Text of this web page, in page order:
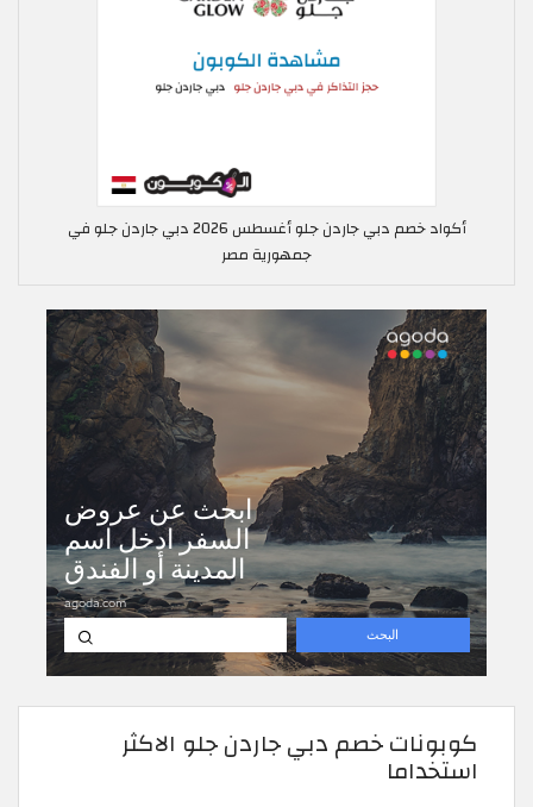
أكواد خصم دبي جاردن جلو أغسطس 2026 دبي جاردن جلو في
جمهورية مصر
كوبونات خصم دبي جاردن جلو الاكثر
استخداما